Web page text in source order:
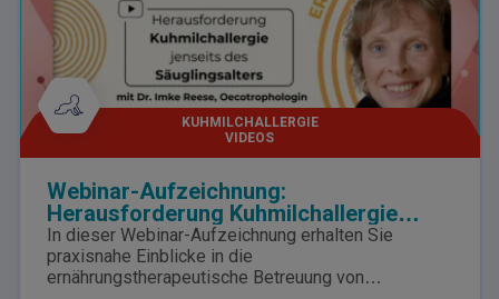
KUHMILCHALLERGIE
VIDEOS
Webinar-Aufzeichnung:
Herausforderung Kuhmilchallergie
jenseits des Säuglingsalters
In dieser Webinar-Aufzeichnung erhalten Sie
praxisnahe Einblicke in die
ernährungstherapeutische Betreuung von